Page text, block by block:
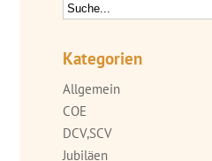
Kategorien
Allgemein
COE
DCV,SCV
Jubiläen